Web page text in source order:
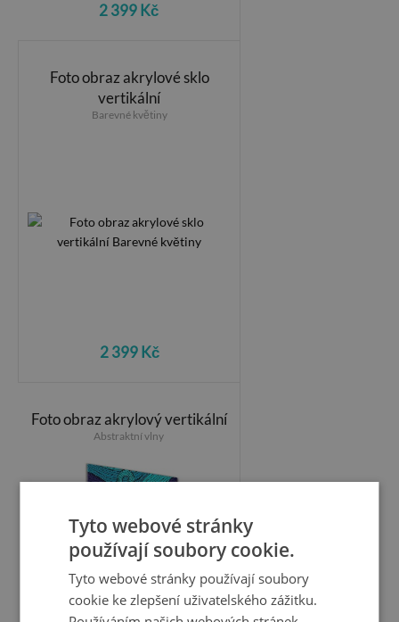
2 399 Kč
Foto obraz akrylové sklo
vertikální
Barevné květiny
2 399 Kč
Foto obraz akrylový vertikální
Abstraktní vlny
Tyto webové stránky
používají soubory cookie.
Tyto webové stránky používají soubory
cookie ke zlepšení uživatelského zážitku.